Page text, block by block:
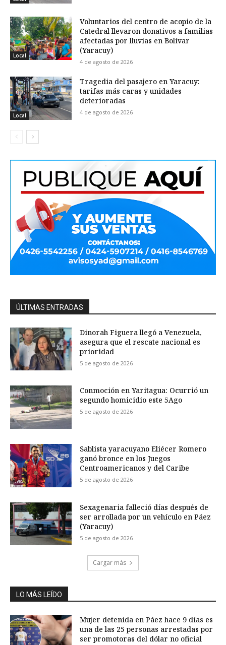
Local
Voluntarios del centro de acopio de la
Catedral llevaron donativos a familias
afectadas por lluvias en Bolívar
(Yaracuy)
4 de agosto de 2026
Local
Tragedia del pasajero en Yaracuy:
tarifas más caras y unidades
deterioradas
4 de agosto de 2026
ÚLTIMAS ENTRADAS
Dinorah Figuera llegó a Venezuela,
asegura que el rescate nacional es
prioridad
5 de agosto de 2026
Conmoción en Yaritagua: Ocurrió un
segundo homicidio este 5Ago
5 de agosto de 2026
Sablista yaracuyano Eliécer Romero
ganó bronce en los Juegos
Centroamericanos y del Caribe
5 de agosto de 2026
Sexagenaria falleció días después de
ser arrollada por un vehículo en Páez
(Yaracuy)
5 de agosto de 2026
Cargar más
LO MÁS LEÍDO
Mujer detenida en Páez hace 9 días es
una de las 25 personas arrestadas por
ser promotoras del dólar no oficial